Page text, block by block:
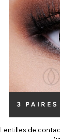
Lentilles de